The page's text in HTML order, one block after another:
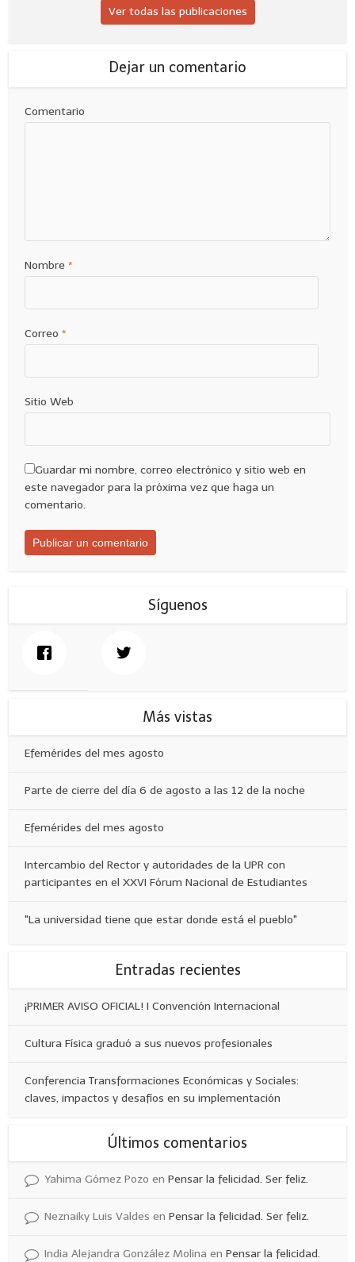
Ver todas las publicaciones
Dejar un comentario
Comentario
Nombre *
Correo *
Sitio Web
Guardar mi nombre, correo electrónico y sitio web en
este navegador para la próxima vez que haga un
comentario.
Síguenos
Más vistas
Efemérides del mes agosto
Parte de cierre del día 6 de agosto a las 12 de la noche
Efemérides del mes agosto
Intercambio del Rector y autoridades de la UPR con
participantes en el XXVI Fórum Nacional de Estudiantes
"La universidad tiene que estar donde está el pueblo"
Entradas recientes
¡PRIMER AVISO OFICIAL! I Convención Internacional
Cultura Física graduó a sus nuevos profesionales
Conferencia Transformaciones Económicas y Sociales:
claves, impactos y desafíos en su implementación
Últimos comentarios
Yahima Gómez Pozo enPensar la felicidad. Ser feliz.
Neznaiky Luis Valdes enPensar la felicidad. Ser feliz.
India Alejandra González Molina enPensar la felicidad.